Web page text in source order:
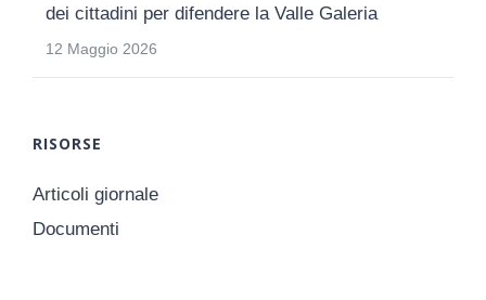
dei cittadini per difendere la Valle Galeria
12 Maggio 2026
RISORSE
Articoli giornale
Documenti